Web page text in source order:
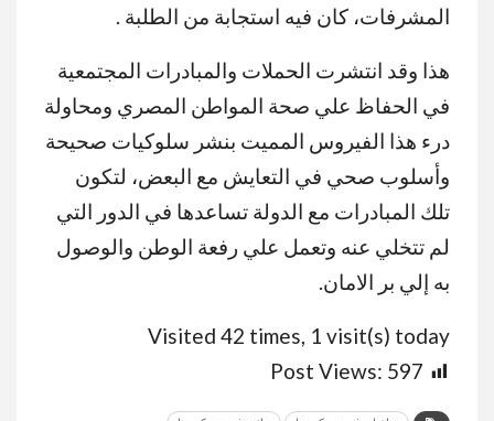
المشرفات، كان فيه استجابة من الطلبة .
هذا وقد انتشرت الحملات والمبادرات المجتمعية
في الحفاظ علي صحة المواطن المصري ومحاولة
درء هذا الفيروس المميت بنشر سلوكيات صحيحة
وأسلوب صحي في التعايش مع البعض، لتكون
تلك المبادرات مع الدولة تساعدها في الدور التي
لم تتخلي عنه وتعمل علي رفعة الوطن والوصول
به إلي بر الامان.
Visited 42 times, 1 visit(s) today
Post Views: 597